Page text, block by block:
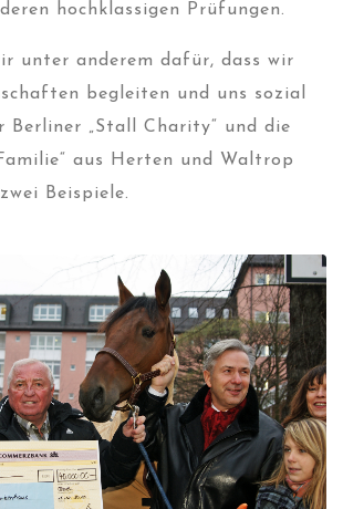
hochklassigen Prüfungen.
unter anderem dafür, dass wir
begleiten und uns sozial
Berliner „Stall Charity“ und die
aus Herten und Waltrop
Beispiele.